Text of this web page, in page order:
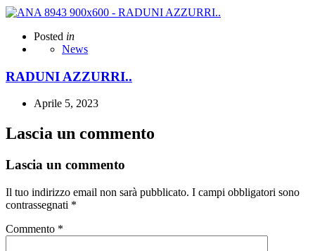
Posted in
News
RADUNI AZZURRI..
Aprile 5, 2023
Lascia un commento
Lascia un commento
Il tuo indirizzo email non sarà pubblicato. I campi obbligatori sono
contrassegnati *
Commento *